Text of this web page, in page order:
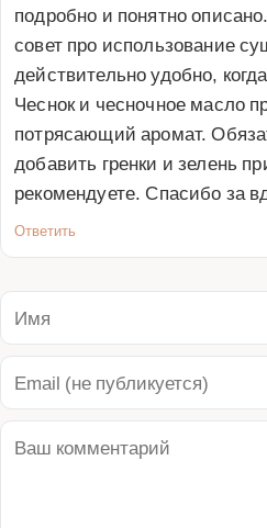
подробно и понятно
совет про использование
действительно удобно,
Чеснок и чесночное масло
потрясающий аромат.
добавить гренки и зелень
рекомендуете. Спасибо за
Ответить